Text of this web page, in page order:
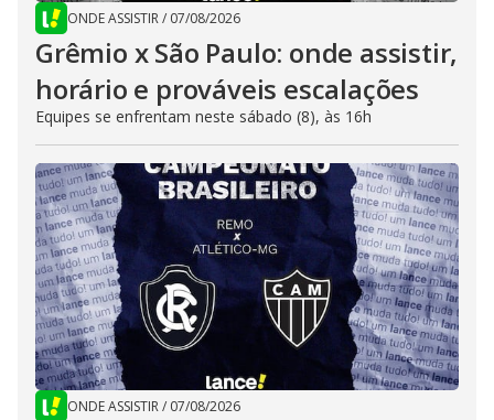
ONDE ASSISTIR/ 07/08/2026
Grêmio x São Paulo: onde assistir,
horário e prováveis escalações
Equipes se enfrentam neste sábado (8), às 16h
ONDE ASSISTIR/ 07/08/2026